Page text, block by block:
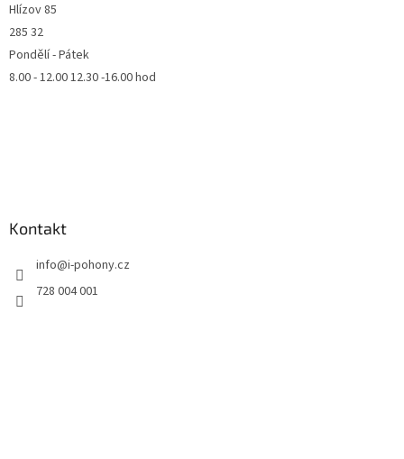
Hlízov 85
285 32
Pondělí - Pátek
8.00 - 12.00 12.30 -16.00 hod
Kontakt
info@i-pohony.cz
728 004 001